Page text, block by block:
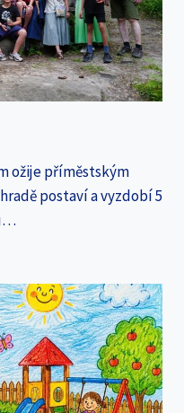
ožije příměstským
postaví a vyzdobí 5